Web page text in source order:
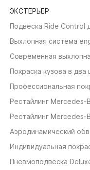
ЭКСТЕРЬЕР
Подвеска Ride Control
Выхлопная система
Современная
Покраска кузова в два
Профессиональная
Рестайлинг Mercedes-
Рестайлинг Mercedes-
Аэродинамический
Индивидуальная
Пневмоподвеска